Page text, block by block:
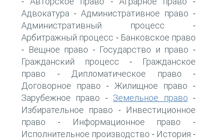
Адвокатура - Административное право -
Административный процесс -
Арбитражный процесс - Банковское право
- Вещное право - Государство и право -
Гражданский процесс -
Гражданское
право - Дипломатическое право -
Договорное право - Жилищное право -
Зарубежное право - Земельное право -
Избирательное право -
Инвестиционное
право - Информационное право -
Исполнительное производство - История -